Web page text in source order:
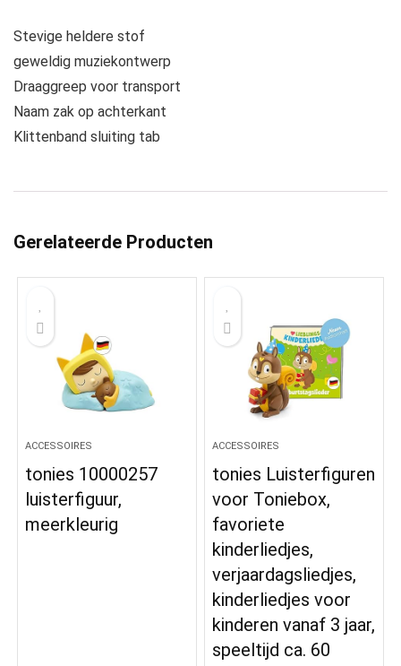
Stevige heldere stof
geweldig muziekontwerp
Draaggreep voor transport
Naam zak op achterkant
Klittenband sluiting tab
Gerelateerde Producten
ACCESSOIRES
tonies 10000257
luisterfiguur,
meerkleurig
ACCESSOIRES
tonies Luisterfiguren
voor Toniebox,
favoriete
kinderliedjes,
verjaardagsliedjes,
kinderliedjes voor
kinderen vanaf 3 jaar,
speeltijd ca. 60